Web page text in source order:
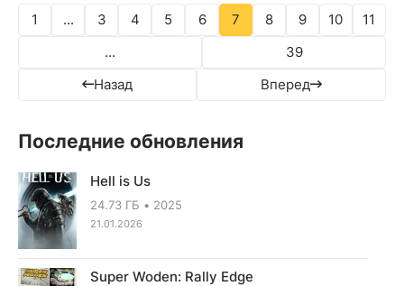
Назад
1 ... 3 4 5 6 7 8 9 10
11
...
39
Вперед
Последние обновления
Hell is Us
24.73 ГБ 2025
21.01.2026
Super Woden: Rally Edge